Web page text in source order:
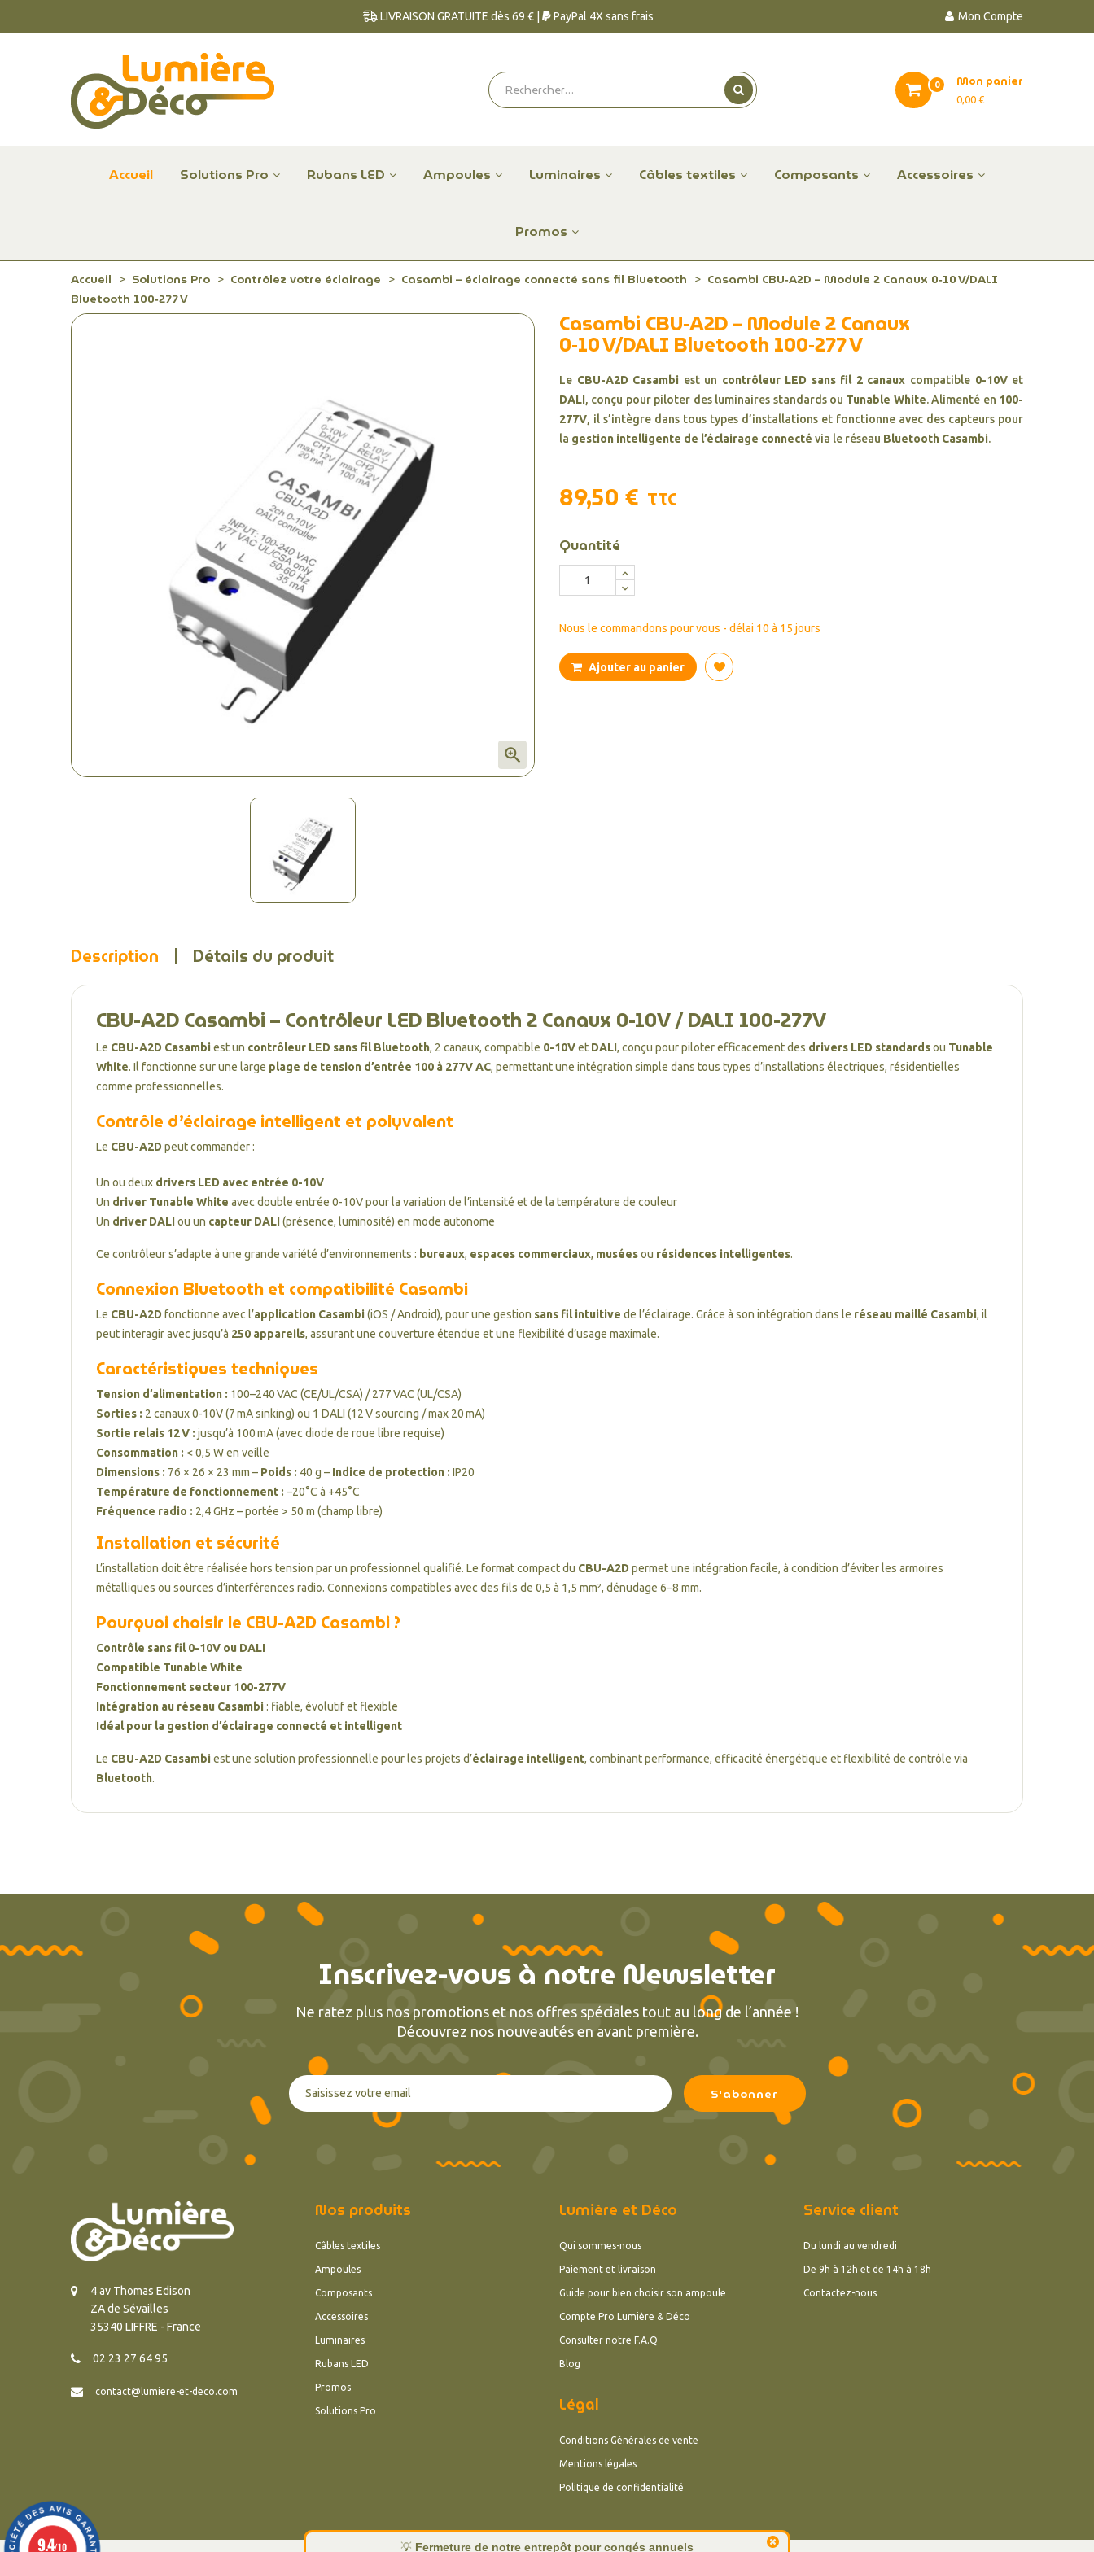
Mon Compte
LIVRAISON GRATUITE dès 69 € | PayPal 4X sans frais
Mon panier
0,00 €
0
Accueil Solutions Pro Rubans LED Ampoules Luminaires Câbles textiles Composants Accessoires
Promos
Accueil Solutions Pro Contrôlez votre éclairage Casambi – éclairage connecté sans fil Bluetooth
Casambi CBU‑A2D – Module 2 Canaux 0‑10 V/DALI
Bluetooth 100‑277 V

Casambi CBU‑A2D – Module 2 Canaux
0‑10 V/DALI Bluetooth 100‑277 V
Le CBU-A2D Casambi est un contrôleur LED sans fil 2 canaux compatible 0-10Vet
DALI, conçu pour piloter des luminaires standards ou Tunable White. Alimenté en 100-
277V, il s’intègre dans tous types d’installations et fonctionne avec des capteurs pour
la gestion intelligente de l’éclairage connecté via le réseau Bluetooth Casambi.
89,50 € TTC
Quantité
Nous le commandons pour vous - délai 10 à 15 jours
Ajouter au panier
Description Détails du produit
CBU-A2D Casambi – Contrôleur LED Bluetooth 2 Canaux 0-10V / DALI 100-277V
Le CBU-A2D Casambiest un contrôleur LED sans fil Bluetooth, 2 canaux, compatible 0-10Vet DALI, conçu pour piloter efficacement des drivers LED standardsou Tunable
White. Il fonctionne sur une large plage de tension d’entrée 100 à 277V AC, permettant une intégration simple dans tous types d’installations électriques, résidentielles
comme professionnelles.
Contrôle d’éclairage intelligent et polyvalent
Le CBU-A2D peut commander :
Un ou deux drivers LED avec entrée 0-10V
Un driver Tunable White avec double entrée 0-10V pour la variation de l’intensité et de la température de couleur
Un driver DALIou un capteur DALI(présence, luminosité) en mode autonome
Ce contrôleur s’adapte à une grande variété d’environnements : bureaux, espaces commerciaux, muséesou résidences intelligentes.
Connexion Bluetooth et compatibilité Casambi
Le CBU-A2D fonctionne avec l’application Casambi(iOS / Android), pour une gestion sans fil intuitive de l’éclairage. Grâce à son intégration dans le réseau maillé Casambi, il
peut interagir avec jusqu’à 250 appareils, assurant une couverture étendue et une flexibilité d’usage maximale.
Caractéristiques techniques
Tension d’alimentation : 100–240 VAC (CE/UL/CSA) / 277 VAC (UL/CSA)
Sorties : 2 canaux 0-10V (7 mA sinking) ou 1 DALI (12 V sourcing / max 20 mA)
Sortie relais 12 V : jusqu’à 100 mA (avec diode de roue libre requise)
Consommation : < 0,5 W en veille
Dimensions : 76 × 26 × 23 mm – Poids : 40 g – Indice de protection : IP20
Température de fonctionnement : –20°C à +45°C
Fréquence radio : 2,4 GHz – portée > 50 m (champ libre)
Installation et sécurité
L’installation doit être réalisée hors tension par un professionnel qualifié. Le format compact du CBU-A2D permet une intégration facile, à condition d’éviter les armoires
métalliques ou sources d’interférences radio. Connexions compatibles avec des fils de 0,5 à 1,5 mm², dénudage 6–8 mm.
Pourquoi choisir le CBU-A2D Casambi ?
Contrôle sans fil 0-10V ou DALI
Compatible Tunable White
Fonctionnement secteur 100-277V
Intégration au réseau Casambi: fiable, évolutif et flexible
Idéal pour la gestion d’éclairage connecté et intelligent
Le CBU-A2D Casambiest une solution professionnelle pour les projets d’éclairage intelligent, combinant performance, efficacité énergétique et flexibilité de contrôle via
Bluetooth.
Inscrivez-vous à notre Newsletter
Ne ratez plus nos promotions et nos offres spéciales tout au long de l’année !
Découvrez nos nouveautés en avant première.
4 av Thomas Edison
ZA de Sévailles
35340 LIFFRE - France
02 23 27 64 95
contact@lumiere-et-deco.com
Nos produits
Câbles textiles
Ampoules
Composants
Accessoires
Luminaires
Rubans LED
Promos
Solutions Pro
Lumière et Déco
Qui sommes-nous
Paiement et livraison
Guide pour bien choisir son ampoule
Compte Pro Lumière & Déco
Consulter notre F.A.Q
Blog
Légal
Conditions Générales de vente
Mentions légales
Politique de confidentialité
Service client
Du lundi au vendredi
De 9h à 12h et de 14h à 18h
Contactez-nous
💡 Fermeture de notre entrepôt pour congés annuels
9.4/10